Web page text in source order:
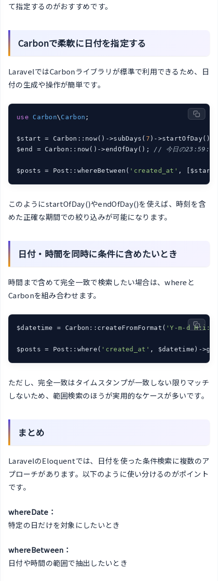
て指定するのがおすすめです。
Carbonで柔軟に日付を指定する
LaravelではCarbonライブラリが標準で利用できるため、日
付の生成や操作が簡単です。
use Carbon\ Carbon ;
$start = Carbon::now()->subDays( 7 )-
$end = Carbon::now()->endOfDay(); // 今日の23:59:59
$posts = Post::whereBetween( 'created_at' , [$start,
このようにstartOfDay()やendOfDay()を使えば、時刻を含
めた正確な期間での絞り込みが可能になります。
日付・時間を同時に条件に含めたいとき
時間まで含めて完全一致で検索したい場合は、whereと
Carbonを組み合わせます。
$datetime = Carbon::createFromFormat( 'Y-m-d
$posts = Post::where( 'created_at' , $datetime)-
ただし、完全一致はタイムスタンプが一致しない限りマッチ
しないため、範囲検索のほうが実用的なケースが多いです。
まとめ
LaravelのEloquentでは、日付を使った条件検索に複数のア
プローチがあります。以下のように使い分けるのがポイント
です。
whereDate：
特定の日だけを対象にしたいとき
whereBetween：
日付や時間の範囲で抽出したいとき